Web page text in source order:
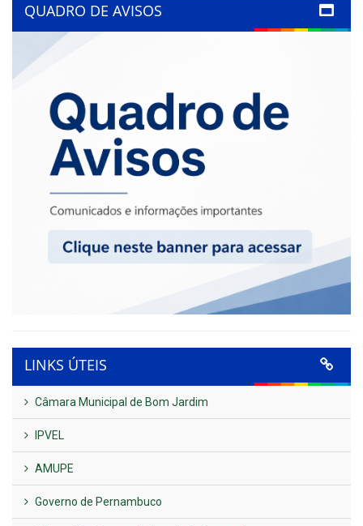
QUADRO DE AVISOS
LINKS ÚTEIS
Câmara Municipal de Bom Jardim
IPVEL
AMUPE
Governo de Pernambuco